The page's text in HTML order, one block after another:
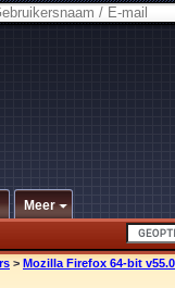
Meer
> Mozilla Firefox 64-bit